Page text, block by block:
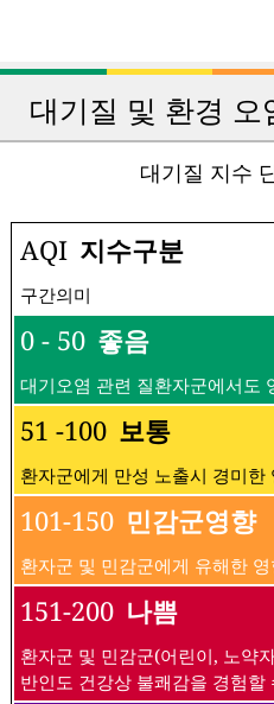
대기질 및 환경
대기질 지수
AQI 지수구분
구간의미
0 - 50 좋음
대기오염 관련 질환자군에서도
51 -100 보통
환자군에게 만성 노출시 경미
101-150 민감군영향
환자군 및 민감군에게 유해한
151-200 나쁨
환자군 및 민감군(어린이, 노약
반인도 건강상 불쾌감을 경험할